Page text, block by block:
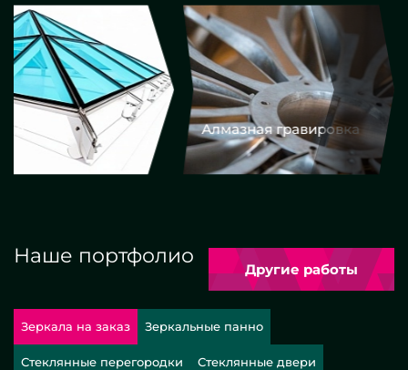
Алмазная гравировка
Наше портфолио
Другие работы
Зеркала на заказ Зеркальные панно
Стеклянные перегородки Стеклянные двери